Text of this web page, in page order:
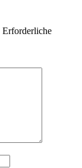
Erforderliche